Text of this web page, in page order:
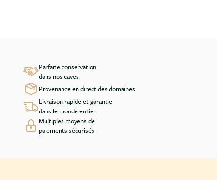
Parfaite conservation
dans nos caves
Provenance en direct des domaines
Livraison rapide et garantie
dans le monde entier
Multiples moyens de
paiements sécurisés